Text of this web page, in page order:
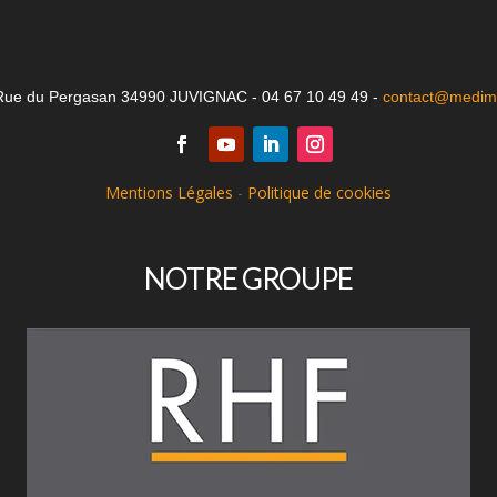
du Pergasan 34990 JUVIGNAC - 04 67 10 49 49 -
Mentions Légales - Politique de cookies
NOTRE GROUPE